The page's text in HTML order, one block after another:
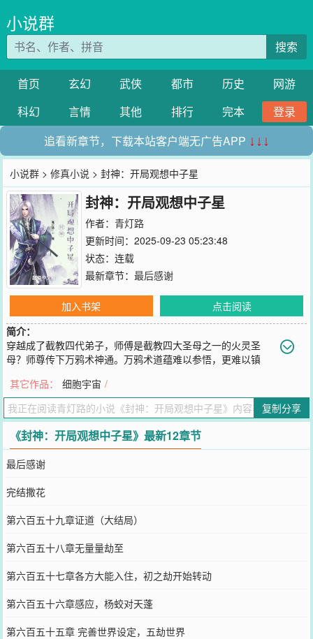
小说群
搜索
首页 玄幻 武侠 都市 历史
网游
科幻
言情 其他 排行 完本
登录
追看新章节，下载本站客户端无广告APP ↓↓↓
小说群 >修真小说 > 封神：开局观想中子星
封神：开局观想中子星
作者： 青灯路
更新时间：2025-09-23 05:23:48
状态：连载
最新章节： 最后感谢
加入书架
点击阅读
简介：
穿越成了截教四代弟子，师傅是截教四大圣母之一的火灵圣
母？师尊传下万鸦术神通。万鸦术道蕴难以参悟，更难以镇
道蕴顿时变成扑火的飞蛾，纷纷而来。万鸦术有红鸦，橙鸦，蓝鸦，
绿鸦，紫鸦，白鸦，黑鸦七个等级，按照构成道核的道蕴与道文数量
不同而修成不同等级的火鸦。万鸦术传承自圣人通天教主，乃是实打
实的无上神通，按照修成七等万鸦术各自不同。其中红鸦等同地仙神
通，橙鸦等同天仙，蓝鸦真仙，绿鸦玄仙，紫鸦金仙，白鸦太乙金
仙，黑鸦大罗金仙。就算是他师尊，也不过是修成的紫鸦。王宇看着
自己修出的金色神通乌鸦，定定发呆…请问金鸦是什么等级？
您要是觉得《
群和微博微信里的朋友推荐哦！
其它作品： 细胞宇宙 /
复制分享
《封神：开局观想中子星》最新12章节
最后感谢
完结撒花
第六百五十九章证道（大结局）
第六百五十八章无量量劫至
第六百五十七章各方大能入住，初之劫开始转动
第六百五十六章感应，杨蛟对天蓬
第六百五十五章 完善世界设定，五劫世界